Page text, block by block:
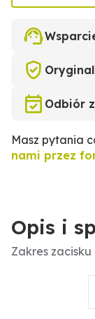
Odbiór
Masz pytania
nami przez
Opis i
Zakres zacisku